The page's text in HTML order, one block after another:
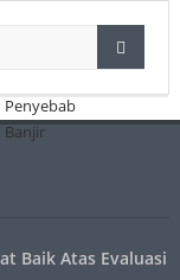
Baik Atas Evaluasi